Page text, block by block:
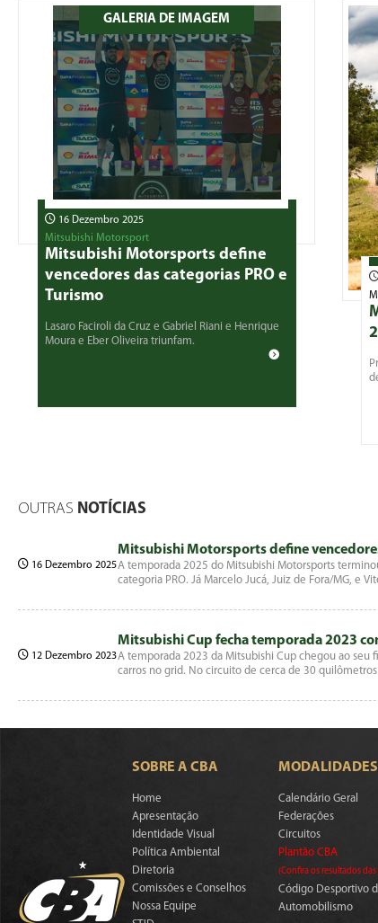
GALERIA DE IMAGEM
16 Dezembro 2025
Mitsubishi Motorsport
Mitsubishi Motorsports define
vencedores das categorias PRO e
Turismo
Lasaro Faciroli da Cruz e Gabriel Riani e Henrique
Moura e Eber Oliveira triunfam.
OUTRAS NOTÍCIAS
16 Dezembro 2025
Mitsubishi Motorsports define
A temporada 2025 do Mitsubishi Motorsports
categoria PRO. Já Marcelo Jucá, Juiz de Fora/MG, e
12 Dezembro 2023
Mitsubishi Cup fecha temporada 2023
A temporada 2023 da Mitsubishi Cup chegou ao seu
carros no grid. No circuito de cerca de 30
SOBRE A CBA
Home
Apresentação
Identidade Visual
Política Ambiental
Diretoria
Comissões e Conselhos
Nossa Equipe
MODALIDADES
Calendário Geral
Federações
Circuitos
Plantão CBA
(Confira os resultados
Código Desportivo
Automobilismo